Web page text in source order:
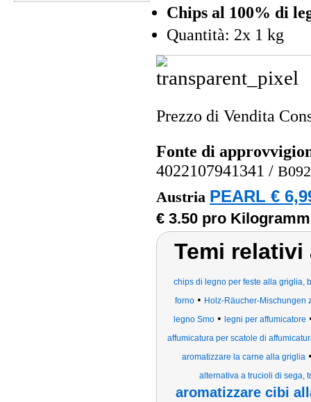
Chips al 100% di
Quantità: 2x 1 kg
Prezzo di Vendita
Fonte di
4022107941341 /
Austria PEARL €
€ 3.50 pro Kilogramm
Temi relativi
chips di legno per feste alla griglia,
forno• Holz-Räucher-Mischungen
legno Smo • legni per affumicatore
affumicatura per scatole di
aromatizzare la carne alla griglia
alternativa a trucioli di sega,
aromatizzare cibi